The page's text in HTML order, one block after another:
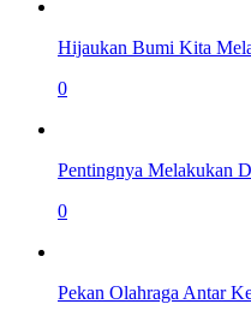
Hijaukan Bumi Kita
0
Pentingnya Melakukan
0
Pekan Olahraga Antar